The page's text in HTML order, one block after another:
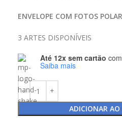
ENVELOPE COM FOTOS
3 ARTES DISPONÍVEIS
Até 12x sem cartão
Saiba mais
ADICIONAR AO